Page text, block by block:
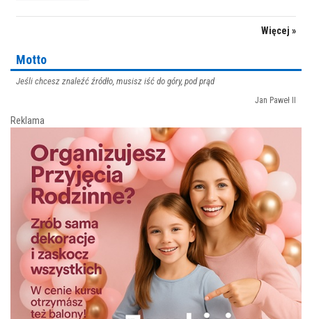
Więcej »
Motto
Jeśli chcesz znaleźć źródło, musisz iść do góry, pod prąd
Jan Paweł II
Reklama